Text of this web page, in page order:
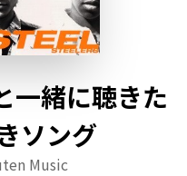
緒に聴きた
ソング
Music